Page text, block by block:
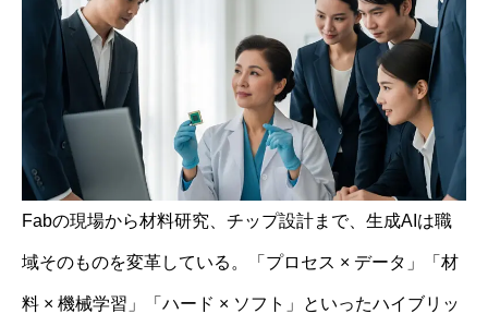
Fabの現場から材料研究、チップ設計まで、生成AIは職
域そのものを変革している。「プロセス × データ」「材
料 × 機械学習」「ハード × ソフト」といったハイブリッ